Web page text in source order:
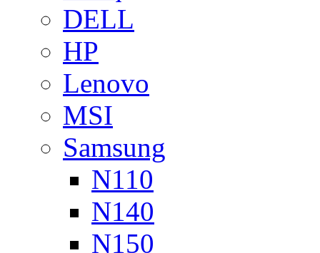
DELL
HP
Lenovo
MSI
Samsung
N110
N140
N150